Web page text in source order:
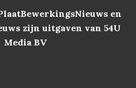
en
zijn uitgaven van 54U
Media BV